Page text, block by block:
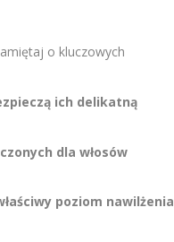
o kluczowych
ich delikatną
dla włosów
poziom nawilżenia